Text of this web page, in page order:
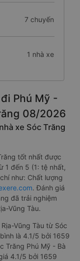
7 chuyến
1 nhà xe
Phú Mỹ -
08/2026
xe Sóc Trăng
tốt nhất được
1 đến 5 (1: tệ nhất,
như: Chất lượng
. Đánh giá
đã trải nghiệm
Vũng Tàu.
Vũng Tàu từ Sóc
là 4.1/5 bởi 1659
Trăng Phú Mỹ - Bà
4.1/5 bởi 1659